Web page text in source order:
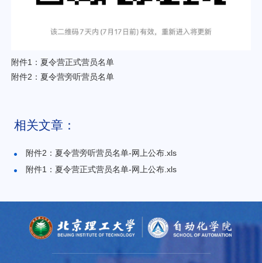
附件1：夏令营正式营员名单
附件2：夏令营旁听营员名单
相关文章：
附件2：夏令营旁听营员名单-网上公布.xls
附件1：夏令营正式营员名单-网上公布.xls